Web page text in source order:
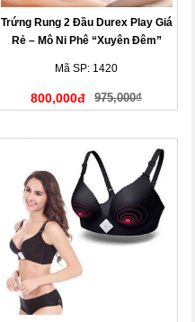
Trứng Rung 2 Đầu Durex Play Giá
Rẻ – Mô Ni Phê “Xuyên Đêm”
Mã SP: 1420
800,000đ 975,000₫